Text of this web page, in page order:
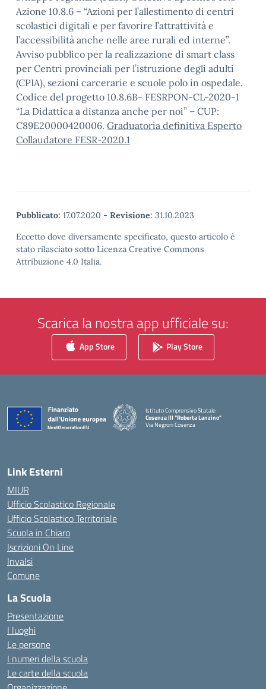
Azione 10.8.6 – “Azioni per l’allestimento di centri
scolastici digitali e per favorire l’attrattività e
l’accessibilità anche nelle aree rurali ed interne”.
Avviso pubblico per la realizzazione di smart class
per Centri provinciali per l’istruzione degli adulti
(CPIA), sezioni carcerarie e scuole polo in ospedale.
Codice del progetto 10.8.6B- FESRPON-CL-2020-1
“La Didattica a distanza anche per noi” – CUP:
C89E20000420006. Graduatoria definitiva Esperto
Collaudatore FESR-2020.1
Pubblicato: 17.07.2020 - Revisione: 31.10.2023
Eccetto dove diversamente specificato, questo articolo è
stato rilasciato sotto Licenza Creative Commons
Attribuzione 4.0 Italia.
Scarica la nostra app ufficiale su:
App Store Play Store
Istituto Comprensivo Statale
Cosenza III "Roberta Lanzino"
Via Negroni Cosenza
— Visita la pagina iniziale della scuola
Link Esterni
MIUR
Ufficio Scolastico Regionale
Ufficio Scolastico Territoriale
Scuola in Chiaro
Iscrizioni On Line
Invalsi
Comune
La Scuola
Presentazione
I luoghi
Le persone
I numeri della scuola
Le carte della scuola